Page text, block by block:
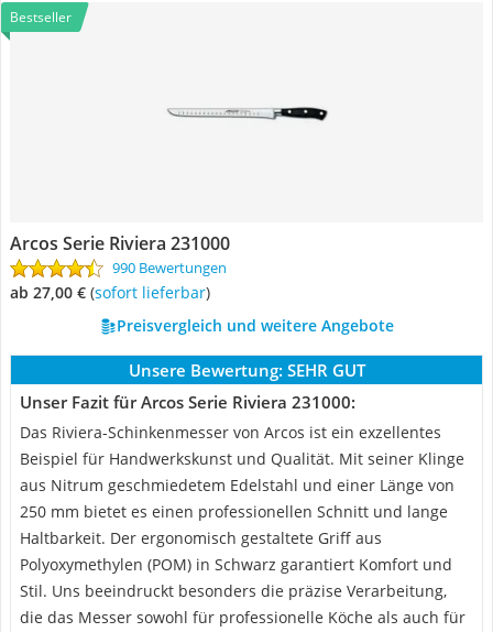
Bestseller
Arcos Serie Riviera 231000
990 Bewertungen
ab 27,00 € ( Sofort lieferbar)
Preisvergleich und weitere Angebote
Unsere Bewertung: SEHR GUT
Unser Fazit für Arcos Serie Riviera 231000:
Das Riviera-Schinkenmesser von Arcos ist ein exzellentes
Beispiel für Handwerkskunst und Qualität. Mit seiner Klinge
aus Nitrum geschmiedetem Edelstahl und einer Länge von
250 mm bietet es einen professionellen Schnitt und lange
Haltbarkeit. Der ergonomisch gestaltete Griff aus
Polyoxymethylen (POM) in Schwarz garantiert Komfort und
Stil. Uns beeindruckt besonders die präzise Verarbeitung,
die das Messer sowohl für professionelle Köche als auch für